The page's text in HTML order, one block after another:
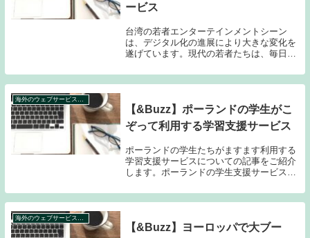
ービス
台湾の若者エンターテインメントシーン
は、デジタル化の進展により大きな変化を
遂げています。現代の若者たちは、毎日の
インメントサービスを利用しています。特
に音楽ストリーミングサービスは大人気で
【&Buzz】ポーランドの学生がこ
ぞって利用する学習支援サービス
ポーランドの学生たちがますます利用する
学習支援サービスについての記事をご紹介
します。ポーランドの学生支援サービスの
と特性、そして効果的な利用方法まで、詳
しく解説していきます。また、システム化
【&Buzz】ヨーロッパで大ブー